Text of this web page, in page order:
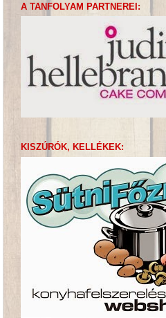
A TANFOLYAM PARTNEREI:
KISZÚRÓK, KELLÉKEK: